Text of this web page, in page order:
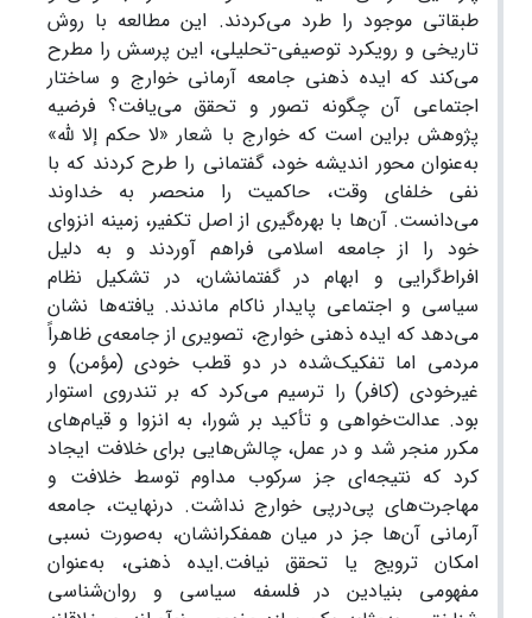
طبقاتی موجود را طرد می‌کردند. این مطالعه با روش
تاریخی و رویکرد توصیفی-تحلیلی، این پرسش را مطرح
می‌کند که ایده ذهنی جامعه آرمانی خوارج و ساختار
اجتماعی آن چگونه تصور و تحقق می‌یافت؟ فرضیه
پژوهش براین است که خوارج با شعار «لا حکم إلا لله»
به‌عنوان محور اندیشه خود، گفتمانی را طرح کردند که با
نفی خلفای وقت، حاکمیت را منحصر به خداوند
می‌دانست. آن‌ها با بهره‌گیری از اصل تکفیر، زمینه انزوای
خود را از جامعه اسلامی فراهم آوردند و به دلیل
افراط‌گرایی و ابهام در گفتمانشان، در تشکیل نظام
سیاسی و اجتماعی پایدار ناکام ماندند. یافته‌ها نشان
می‌دهد که ایده ذهنی خوارج، تصویری از جامعه‌ی ظاهراً
مردمی اما تفکیک‌شده در دو قطب خودی (مؤمن) و
غیرخودی (کافر) را ترسیم می‌کرد که بر تندروی استوار
بود. عدالت‌خواهی و تأکید بر شورا، به انزوا و قیام‌های
مکرر منجر شد و در عمل، چالش‌هایی برای خلافت ایجاد
کرد که نتیجه‌ای جز سرکوب مداوم توسط خلافت و
مهاجرت‌های پی‌درپی خوارج نداشت. درنهایت، جامعه
آرمانی آن‌ها جز در میان همفکرانشان، به‌صورت نسبی
امکان ترویج یا تحقق نیافت.ایده ذهنی، به‌عنوان
مفهومی بنیادین در فلسفه سیاسی و روان‌شناسی